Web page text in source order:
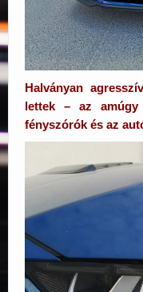
Halványan
lettek – az
fényszórók és az